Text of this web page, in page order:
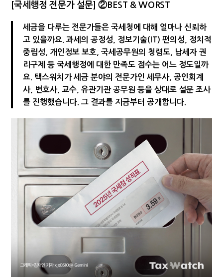
"세무플랫폼 문제 해결될 것"…세무사회 진단, 왜
배달라이더 원천징수 세금 인하…환급 플랫폼 수익성 악화될까
상속·증여세 조사, 이제 코인거래소까지 샅샅이 본다
고액자산가 더 옥죈다…해외신탁 미신고 제보에 포상금
반도체·AI로봇 국내 생산땐 세금 깎아준다
"오래 보유보다 오래 살아야"…1주택 세금 '실거주' 중심으로
"10년 넘게 7급은 문제"...인사로 답한 임광현 국세청장
[국세행정 전문가 설문] ②BEST & WORST
세금을 다루는 전문가들은 국세청에 대해 얼마나 신뢰하
고 있을까요. 과세의 공정성, 정보기술(IT) 편의성, 정치적
중립성, 개인정보 보호, 국세공무원의 청렴도, 납세자 권
리구제 등 국세행정에 대한 만족도 점수는 어느 정도일까
요. 택스워치가 세금 분야의 전문가인 세무사, 공인회계
사, 변호사, 교수, 유관기관 공무원 등을 상대로 설문 조사
를 진행했습니다. 그 결과를 지금부터 공개합니다.